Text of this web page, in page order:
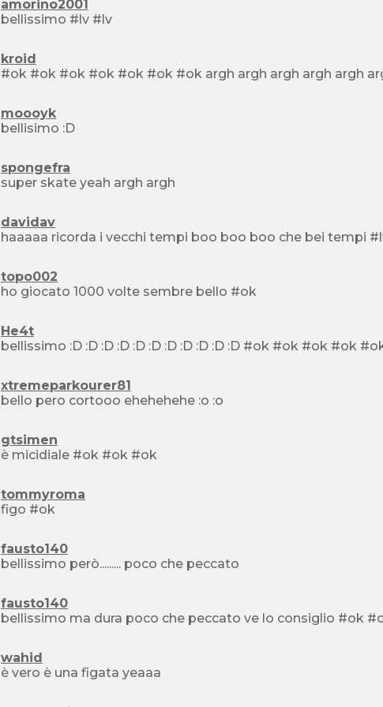
amorino2001
bellissimo #lv #lv
kroid
#ok #ok #ok #ok #ok #ok
moooyk
bellisimo :D
spongefra
super skate yeah argh argh
davidav
haaaaa ricorda i vecchi tempi boo boo boo che bei
topo002
ho giocato 1000 volte sembre bello #ok
He4t
bellissimo :D :D :D :D :D :D :D :D :D :D :D #ok #ok
xtremeparkourer81
bello pero cortooo ehehehehe :o :o
gtsimen
è micidiale #ok #ok #ok
tommyroma
figo #ok
fausto140
bellissimo però......... poco che peccato
fausto140
wahid
è vero è una figata yeaaa